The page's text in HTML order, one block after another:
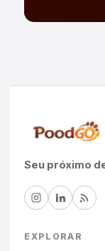
Seu próximo
EXPLORAR